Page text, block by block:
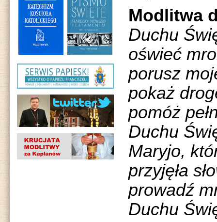
Modlitwa
Duchu
oświeć
porusz
pokaż
pomóż
Duchu
Maryjo,
przyjęła
prowadź
Duchu